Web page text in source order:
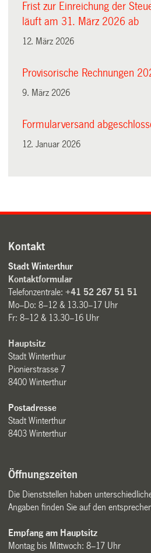
Frist zur Einreichung der
läuft am 31. März 2026 ab
12. März 2026
Provisorische Rechnungen
9. März 2026
Formularversand
12. Januar 2026
Kontakt
Stadt Winterthur
Kontaktformular
Telefonzentrale:+41 52 267 51 51
Mo–Do: 8–12 & 13.30–17 Uhr
Fr: 8–12 & 13.30–16 Uhr
Hauptsitz
Stadt Winterthur
Pionierstrasse 7
8400 Winterthur
Postadresse
Stadt Winterthur
8403 Winterthur
Öffnungszeiten
Die Dienststellen haben
Angaben finden Sie auf den
Empfang am Hauptsitz
Montag bis Mittwoch: 8–17 Uhr